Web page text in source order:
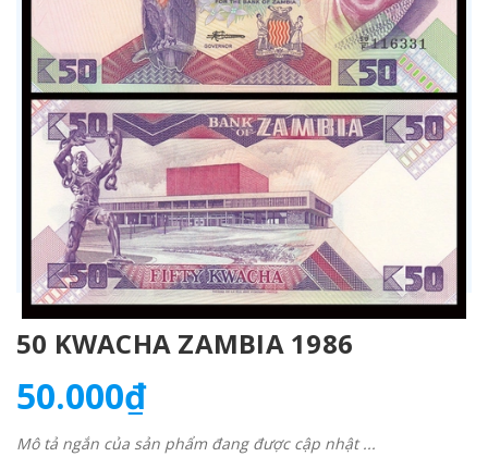
50 KWACHA ZAMBIA 1986
50.000₫
Mô tả ngắn của sản phẩm đang được cập nhật ...